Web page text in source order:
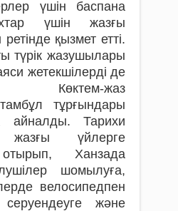
үшін баспана
үшін жазғы
қызмет етті.
түрік жазушылары
жетекшілерді де
Көктем-жаз
тұрғындары
айналды. Тарихи
жазғы үйлерге
Ханзада
шомылуға,
велосипедпен
және